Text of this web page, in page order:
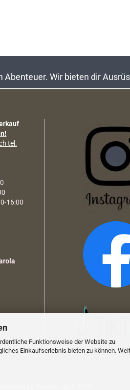
Funktionsweise der Website zu
Einkaufserlebnis bieten zu können.
Wir bieten dir
tel.
16:00